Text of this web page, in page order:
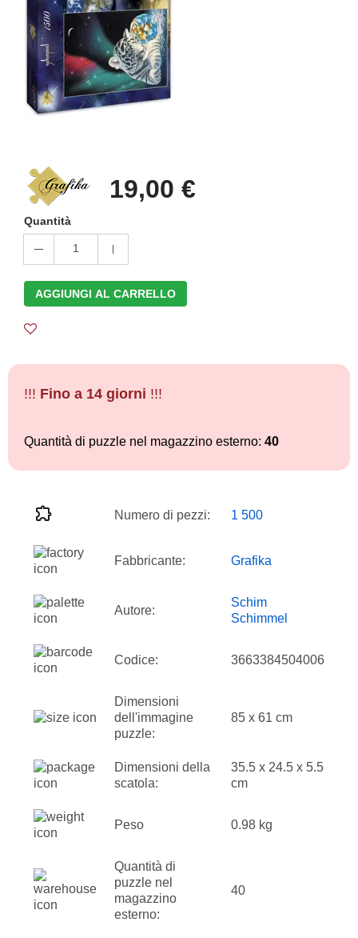
19,00 €
Quantità
1
AGGIUNGI AL CARRELLO
!!! Fino a 14 giorni !!!
Quantità di puzzle nel magazzino esterno: 40
Numero di pezzi: 1 500
Fabbricante: Grafika
Autore:
Schim
Schimmel
Codice: 3663384504006
Dimensioni
dell'immagine
puzzle:
85 x 61 cm
Dimensioni della
scatola:
35.5 x 24.5 x 5.5
cm
Peso 0.98 kg
Quantità di
puzzle nel
magazzino
esterno:
40